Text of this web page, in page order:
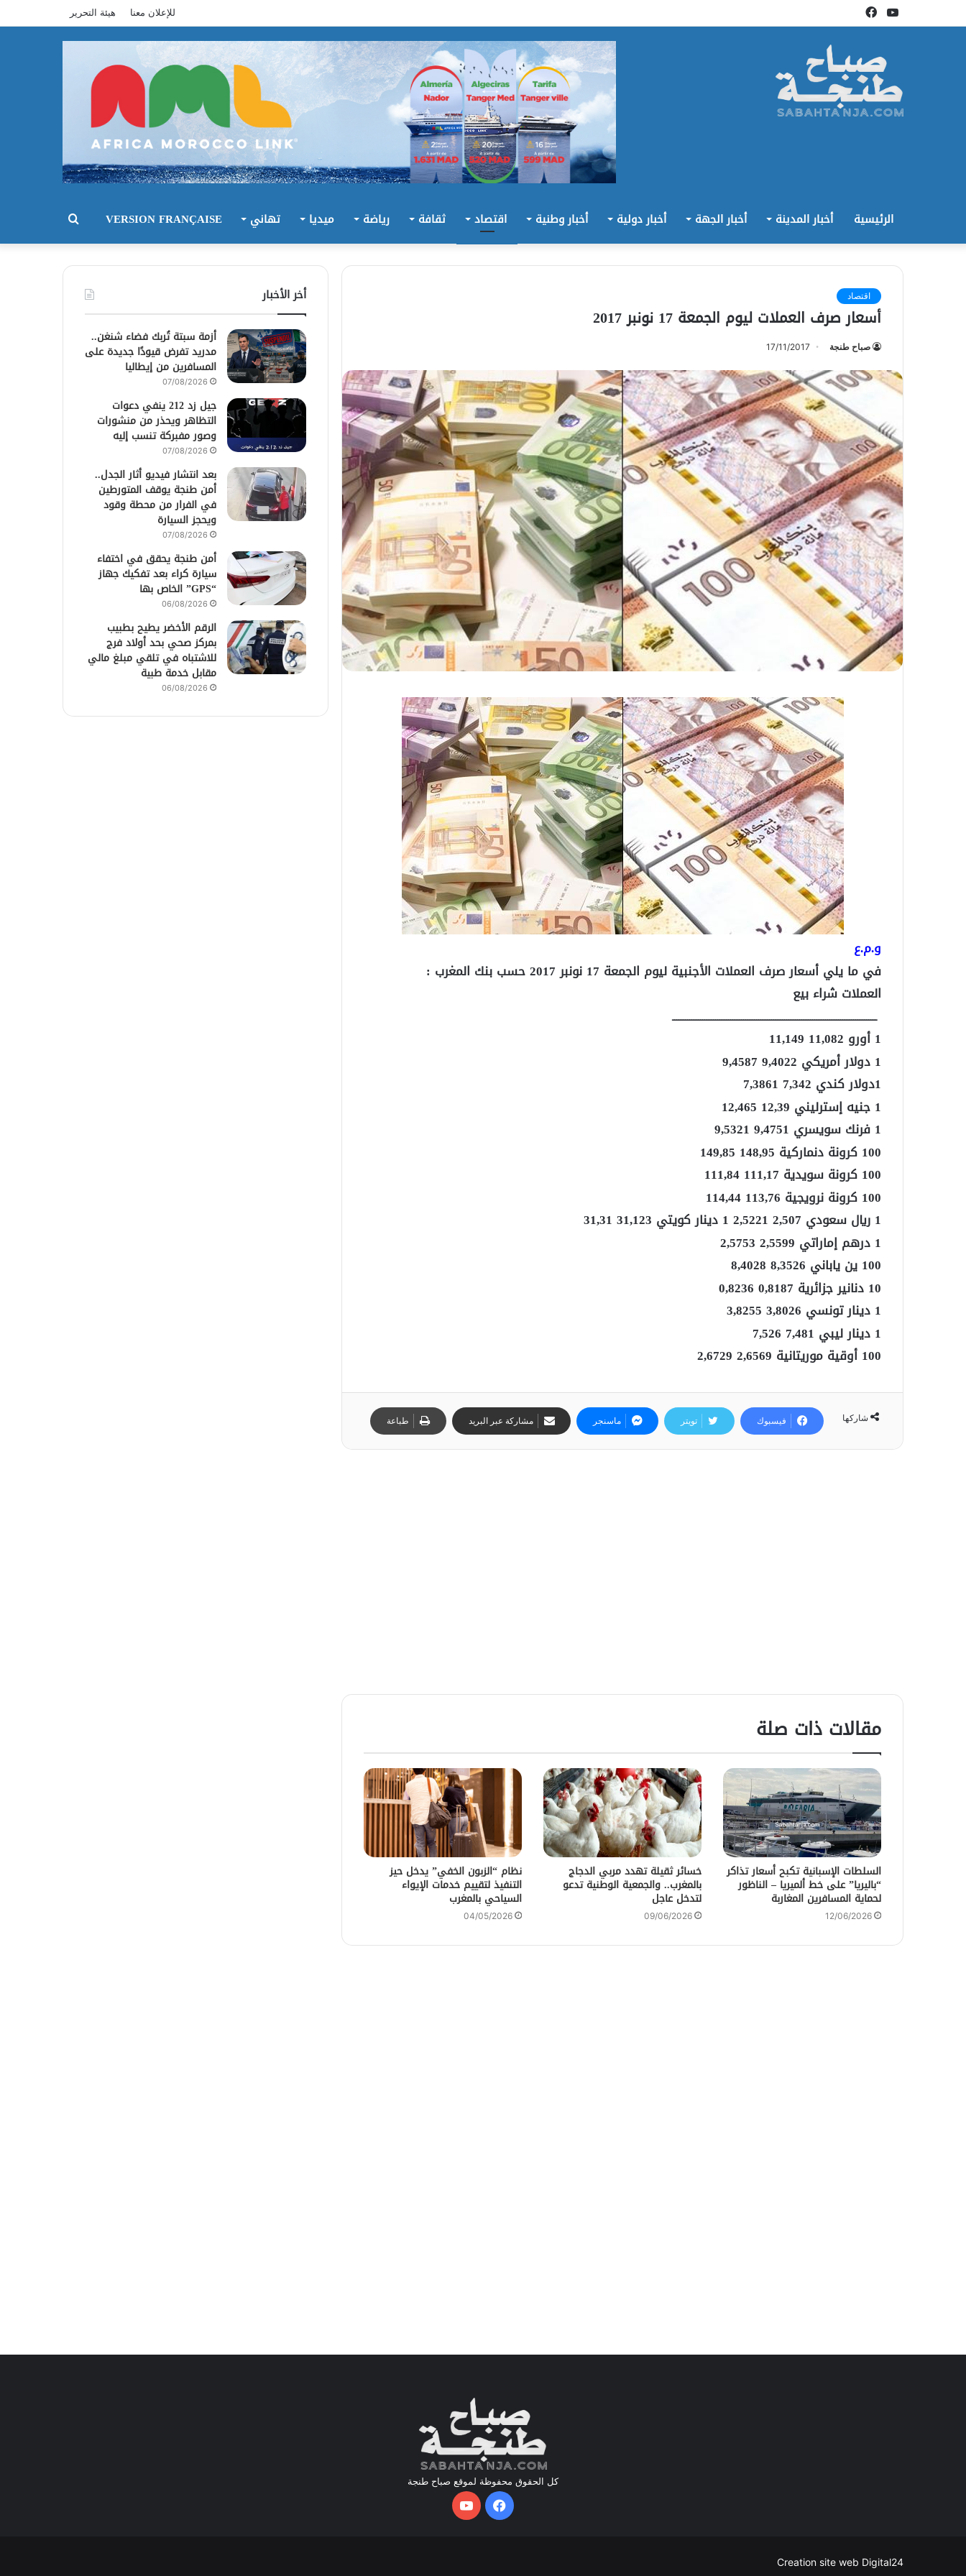
فيسبوكيوتيوب للإعلان معنا هيئة التحرير
الرئيسية أخبار المدينة أخبار الجهة أخبار دولية أخبار وطنية اقتصاد ثقافة رياضة ميديا تهاني VERSION FRANÇAISE بحث
اقتصاد
أسعار صرف العملات ليوم الجمعة 17 نونبر 2017
صباح طنجة 17/11/2017
و.م.ع
في ما يلي أسعار صرف العملات الأجنبية ليوم الجمعة 17 نونبر 2017 حسب بنك المغرب :
العملات شراء بيع
ـــــــــــــــــــــــــــــــــــــــــــــــــــــــــــــــــــــــــــــــــــــــــــــــ
1 أورو 11,082 11,149
1 دولار أمريكي 9,4022 9,4587
1دولار كندي 7,342 7,3861
1 جنيه إسترليني 12,39 12,465
1 فرنك سويسري 9,4751 9,5321
100 كرونة دنماركية 148,95 149,85
100 كرونة سويدية 111,17 111,84
100 كرونة نرويجية 113,76 114,44
1 ريال سعودي 2,507 2,5221 1 دينار كويتي 31,123 31,31
1 درهم إماراتي 2,5599 2,5753
100 ين ياباني 8,3526 8,4028
10 دنانير جزائرية 0,8187 0,8236
1 دينار تونسي 3,8026 3,8255
1 دينار ليبي 7,481 7,526
100 أوقية موريتانية 2,6569 2,6729
شاركها فيسبوك تويتر ماسنجر مشاركة عبر البريد طباعة
مقالات ذات صلة
السلطات الإسبانية تكبح أسعار تذاكر
“باليريا” على خط ألميريا – الناظور
لحماية المسافرين المغاربة
12/06/2026
خسائر ثقيلة تهدد مربي الدجاج
بالمغرب.. والجمعية الوطنية تدعو
لتدخل عاجل
09/06/2026
نظام “الزبون الخفي” يدخل حيز
التنفيذ لتقييم خدمات الإيواء
السياحي بالمغرب
04/05/2026
أخر الأخبار
أزمة سبتة تُربك فضاء شنغن..
مدريد تفرض قيودًا جديدة على
المسافرين من إيطاليا
07/08/2026
جيل زد 212 ينفي دعوات
التظاهر ويحذر من منشورات
وصور مفبركة تنسب إليه
07/08/2026
بعد انتشار فيديو أثار الجدل..
أمن طنجة يوقف المتورطين
في الفرار من محطة وقود
ويحجز السيارة
07/08/2026
أمن طنجة يحقق في اختفاء
سيارة كراء بعد تفكيك جهاز
“GPS” الخاص بها
06/08/2026
الرقم الأخضر يطيح بطبيب
بمركز صحي بحد أولاد فرج
للاشتباه في تلقي مبلغ مالي
مقابل خدمة طبية
06/08/2026
كل الحقوق محفوظة لموقع صباح طنجة
فيسبوكيوتيوب
Creation site web Digital24